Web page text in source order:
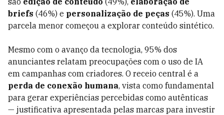
briefs (46%) e personalização de peças (45%). Uma
parcela menor começou a explorar conteúdo sintético.
Mesmo com o avanço da tecnologia, 95% dos
anunciantes relatam preocupações com o uso de IA
em campanhas com criadores. O receio central é a
perda de conexão humana, vista como fundamental
para gerar experiências percebidas como autênticas
— justificativa apresentada pelas marcas para investir